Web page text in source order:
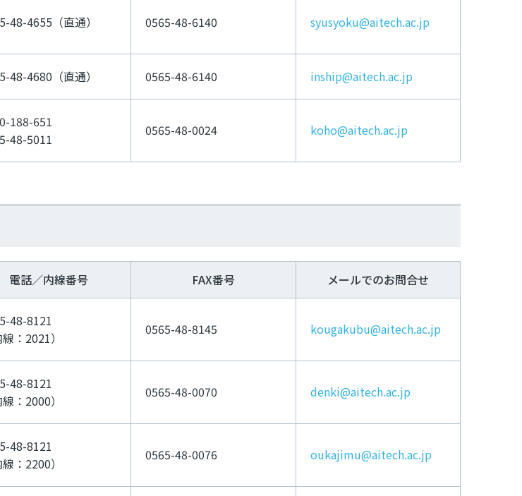
48-4655（直通） 0565-48-6140 syusyoku@aitech.ac.jp
48-4680（直通） 0565-48-6140 inship@aitech.ac.jp
188-651
48-5011
0565-48-0024 koho@aitech.ac.jp
電話／内線番号 FAX番号 メールでのお問合せ
48-8121
線：2021）
0565-48-8145 kougakubu@aitech.ac.jp
48-8121
線：2000）
0565-48-0070 denki@aitech.ac.jp
48-8121
線：2200）
0565-48-0076 oukajimu@aitech.ac.jp